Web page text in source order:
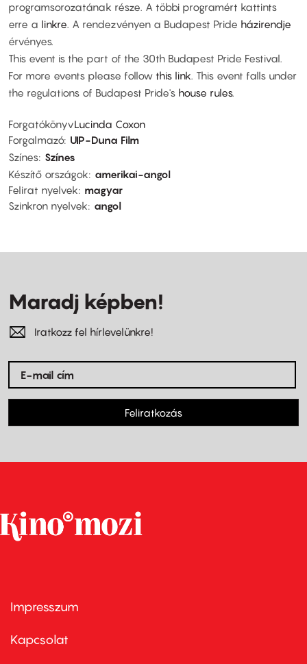
programsorozatának része. A többi programért kattints
erre a linkre. A rendezvényen a Budapest Pride házirendje
érvényes.
This event is the part of the 30th Budapest Pride Festival.
For more events please follow this link. This event falls under
the regulations of Budapest Pride's house rules.
ForgatókönyvLucinda Coxon
Forgalmazó UIP-Duna Film
Színes Színes
Készítő országok
amerikai-angol
Felirat nyelvek
magyar
Szinkron nyelvek
angol
Maradj képben!
Iratkozz fel hírlevelünkre!
Feliratkozás
Footer
first
Impresszum
Kapcsolat